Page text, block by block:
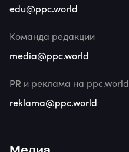
edu@ppc.world
Команда редакции
media@ppc.world
PR и реклама на ppc.world
reklama@ppc.world